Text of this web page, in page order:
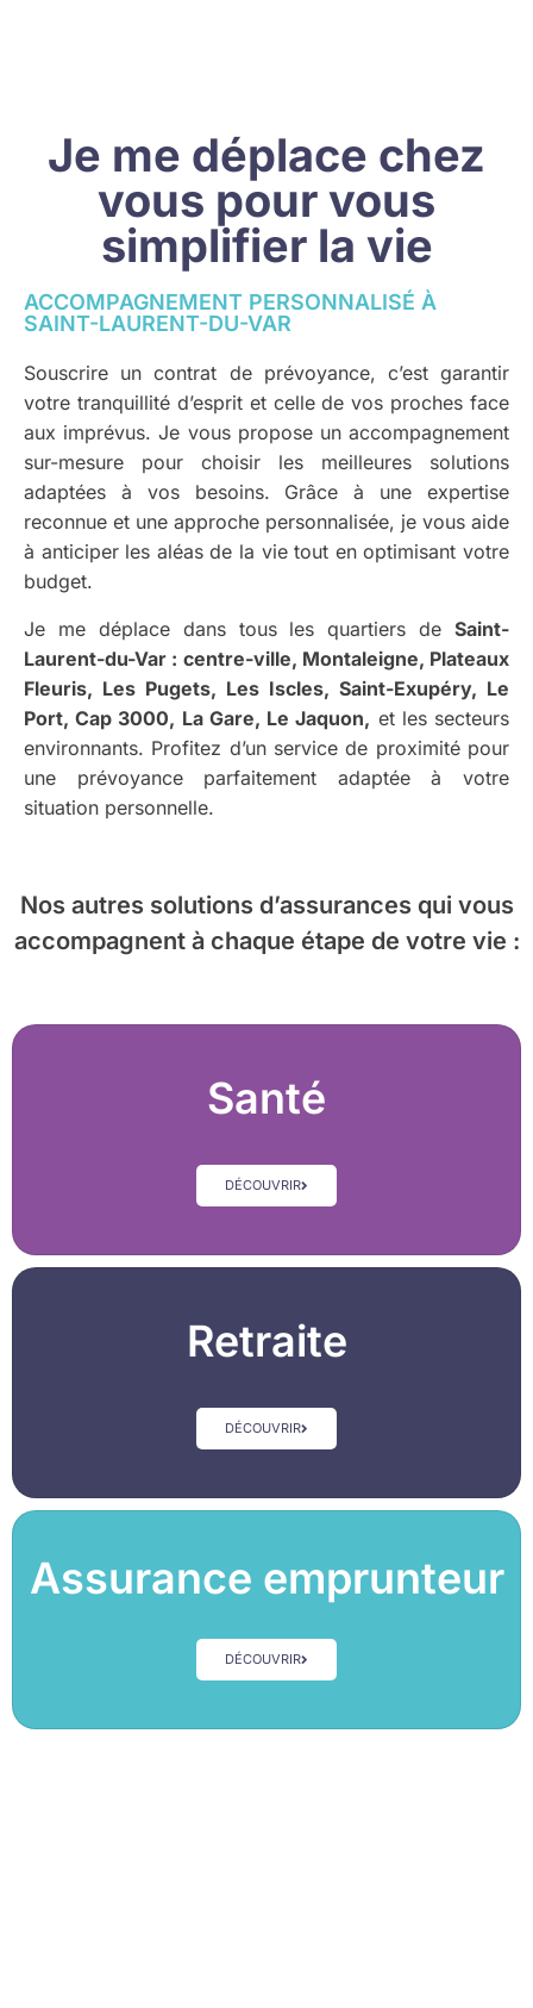
Je me déplace chez
vous pour vous
simplifier la vie
ACCOMPAGNEMENT PERSONNALISÉ À
SAINT-LAURENT-DU-VAR
Souscrire un contrat de prévoyance, c’est garantir
votre tranquillité d’esprit et celle de vos proches face
aux imprévus. Je vous propose un accompagnement
sur-mesure pour choisir les meilleures solutions
adaptées à vos besoins. Grâce à une expertise
reconnue et une approche personnalisée, je vous aide
à anticiper les aléas de la vie tout en optimisant votre
budget.
Je me déplace dans tous les quartiers de Saint-
Laurent-du-Var : centre-ville, Montaleigne, Plateaux
Fleuris, Les Pugets, Les Iscles, Saint-Exupéry, Le
Port, Cap 3000, La Gare, Le Jaquon, et les secteurs
environnants. Profitez d’un service de proximité pour
une prévoyance parfaitement adaptée à votre
situation personnelle.
Nos autres solutions d’assurances qui vous
accompagnent à chaque étape de votre vie :
Santé
DÉCOUVRIR
Retraite
DÉCOUVRIR
Assurance emprunteur
DÉCOUVRIR